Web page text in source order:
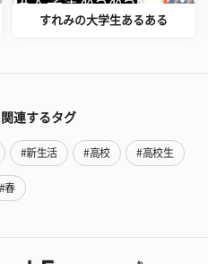
すれみの大学生あるある
連するタグ
#新生活 #高校 #高校生
#春